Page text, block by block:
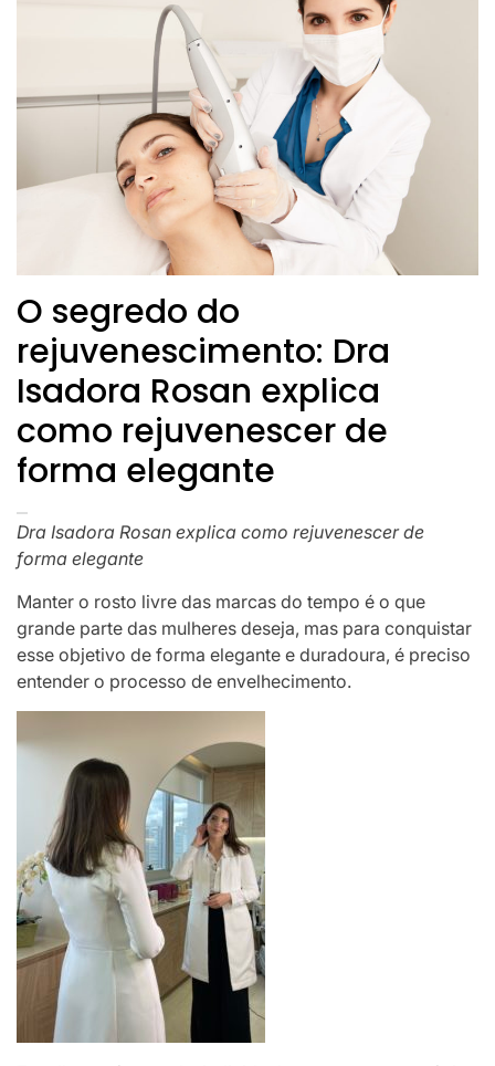
O segredo do
rejuvenescimento: Dra
Isadora Rosan explica
como rejuvenescer de
forma elegante
Dra Isadora Rosan explica como rejuvenescer de
forma elegante
Manter o rosto livre das marcas do tempo é o que
grande parte das mulheres deseja, mas para conquistar
esse objetivo de forma elegante e duradoura, é preciso
entender o processo de envelhecimento.